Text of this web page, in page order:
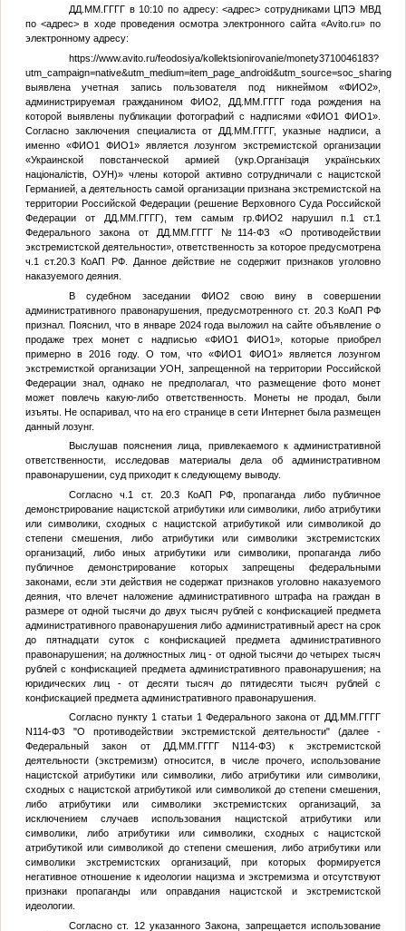
ДД.ММ.ГГГГв 10:10 по адресу:<адрес> сотрудниками ЦПЭ МВД
по<адрес> в ходе проведения осмотра электронного сайта «Avito.ru» по
электронному адресу:
https://www.avito.ru/feodosiya/kollektsionirovanie/monety3710046183?
utm_campaign=native&utm_medium=item_page_android&utm_source=soc_sharing
выявлена учетная запись пользователя под никнеймом «ФИО2»,
администрируемая гражданином ФИО2, ДД.ММ.ГГГГгода рождения на
которой выявлены публикации фотографий с надписями «ФИО1 ФИО1».
Согласно заключения специалиста от ДД.ММ.ГГГГ, указные надписи, а
именно «ФИО1 ФИО1» является лозунгом экстремистской организации
«Украинской повстанческой армией (укр.Організація українських
націоналістів, ОУН)» члены которой активно сотрудничали с нацистской
Германией, а деятельность самой организации признана экстремистской на
территории Российской Федерации (решение Верховного Суда Российской
Федерации от
ДД.ММ.ГГГГ), тем самым гр. ФИО2нарушил п.1 ст.1
Федерального закона от ДД.ММ.ГГГГ№114-ФЗ «О противодействии
экстремистской деятельности», ответственность за которое предусмотрена
ч.1 ст.20.3 КоАП РФ. Данное действие не содержит признаков уголовно
наказуемого деяния.
В судебном заседании ФИО2 свою вину в совершении
административного правонарушения, предусмотренного ст. 20.3 КоАП РФ
признал. Пояснил, что в январе 2024 года выложил на сайте объявление о
продаже трех монет с надписью «ФИО1 ФИО1», которые приобрел
примерно в 2016 году. О том, что «ФИО1 ФИО1» является лозунгом
экстремисткой организации УОН, запрещенной на территории Российской
Федерации знал, однако не предполагал, что размещение фото монет
может повлечь какую-либо ответственность. Монеты не продал, были
изъяты. Не оспаривал, что на его странице в сети Интернет была размещен
данный лозунг.
Выслушав пояснения лица, привлекаемого к административной
ответственности, исследовав материалы дела об административном
правонарушении, суд приходит к следующему выводу.
Согласно ч.1 ст. 20.3 КоАП РФ, пропаганда либо публичное
демонстрирование нацистской атрибутики или символики, либо атрибутики
или символики, сходных с нацистской атрибутикой или символикой до
степени смешения, либо атрибутики или символики экстремистских
организаций, либо иных атрибутики или символики, пропаганда либо
публичное демонстрирование которых запрещены федеральными
законами, если эти действия не содержат признаков уголовно наказуемого
деяния, что влечет наложение административного штрафа на граждан в
размере от одной тысячи до двух тысяч рублей с конфискацией предмета
административного правонарушения либо административный арест на срок
до пятнадцати суток с конфискацией предмета административного
правонарушения; на должностных лиц - от одной тысячи до четырех тысяч
рублей с конфискацией предмета административного правонарушения; на
юридических лиц - от десяти тысяч до пятидесяти тысяч рублей с
конфискацией предмета административного правонарушения.
Согласно пункту 1 статьи 1 Федерального закона от ДД.ММ.ГГГГ
N114-ФЗ "О противодействии экстремистской деятельности" (далее -
Федеральный закон от ДД.ММ.ГГГГ N114-ФЗ) к экстремистской
деятельности (экстремизм) относится, в числе прочего, использование
нацистской атрибутики или символики, либо атрибутики или символики,
сходных с нацистской атрибутикой или символикой до степени смешения,
либо атрибутики или символики экстремистских организаций, за
исключением случаев использования нацистской атрибутики или
символики, либо атрибутики или символики, сходных с нацистской
атрибутикой или символикой до степени смешения, либо атрибутики или
символики экстремистских организаций, при которых формируется
негативное отношение к идеологии нацизма и экстремизма и отсутствуют
признаки пропаганды или оправдания нацистской и экстремистской
идеологии.
Согласно ст. 12 указанного Закона, запрещается использование